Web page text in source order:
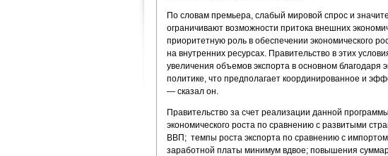
По словам премьера, слабый мировой спрос и
ограничивают возможности притока внешних
приоритетную роль в обеспечении экономического
на внутренних ресурсах. Правительство в этих
увеличения объемов экспорта в основном
политике, что предполагает координированное и
— сказал он.
Правительство за счет реализации данной
экономического роста по сравнению с развитыми
ВВП; темпы роста экспорта по сравнению с
заработной платы минимум вдвое; повышения